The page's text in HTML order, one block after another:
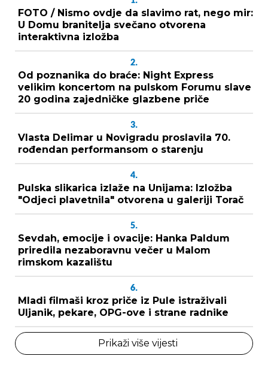
FOTO / Nismo ovdje da slavimo rat, nego mir:
U Domu branitelja svečano otvorena
interaktivna izložba
2.
Od poznanika do braće: Night Express
velikim koncertom na pulskom Forumu slave
20 godina zajedničke glazbene priče
3.
Vlasta Delimar u Novigradu proslavila 70.
rođendan performansom o starenju
4.
Pulska slikarica izlaže na Unijama: Izložba
"Odjeci plavetnila" otvorena u galeriji Torač
5.
Sevdah, emocije i ovacije: Hanka Paldum
priredila nezaboravnu večer u Malom
rimskom kazalištu
6.
Mladi filmaši kroz priče iz Pule istraživali
Uljanik, pekare, OPG-ove i strane radnike
Prikaži više vijesti